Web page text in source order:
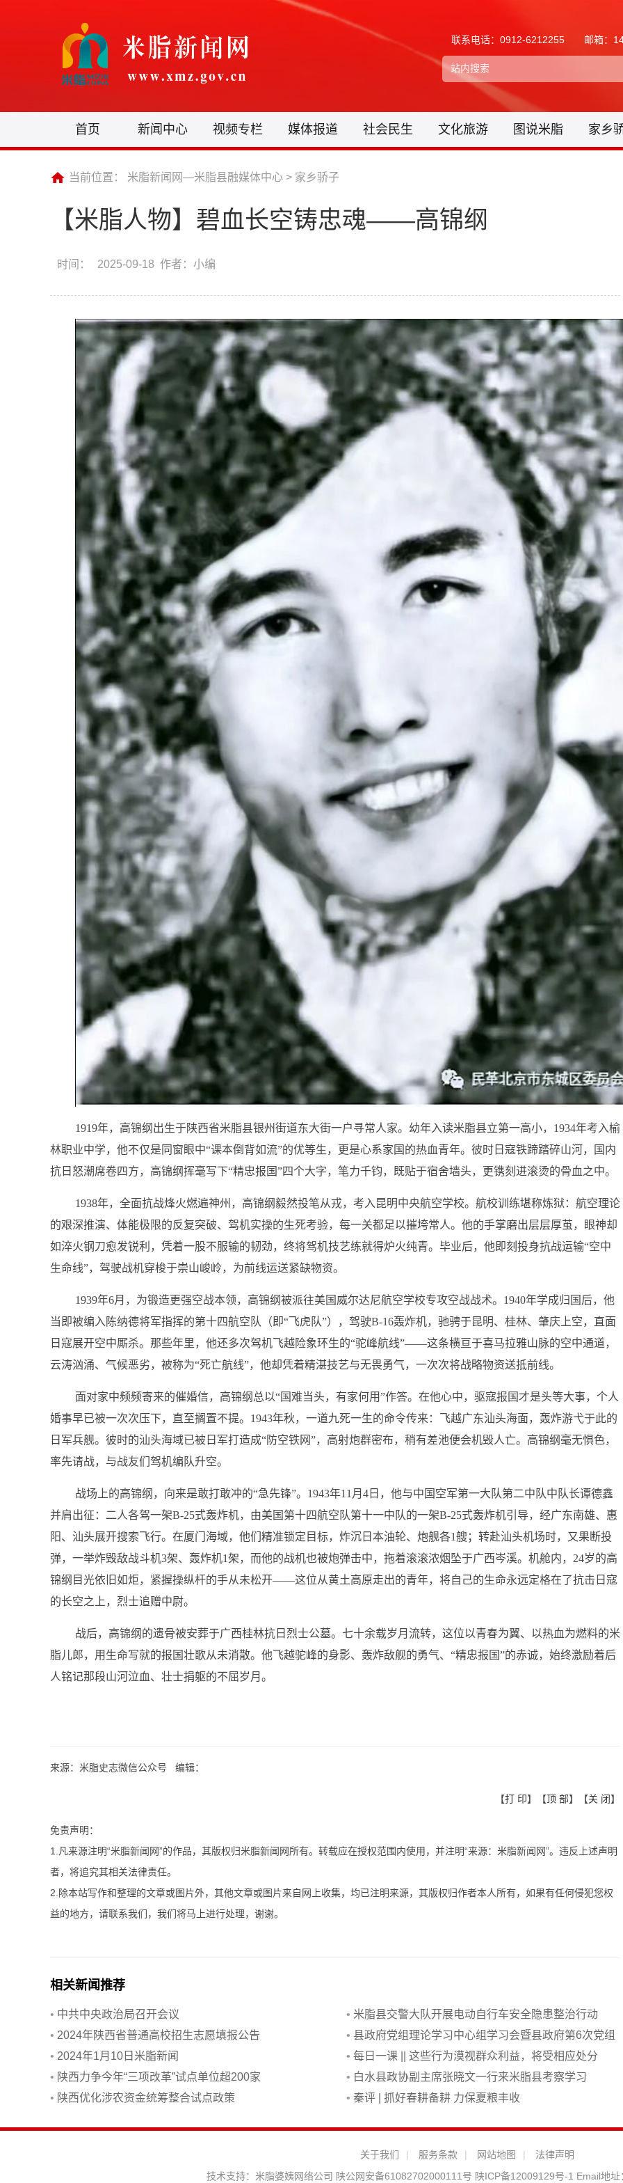
联系电话：0912-6212255 邮箱：
首页 新闻中心 视频专栏 媒体报道 社会民生 文化旅游 图说米脂 家乡
当前位置： 米脂新闻网—米脂县融媒体中心 > 家乡骄子
【米脂人物】碧血长空铸忠魂——高锦纲
时间： 2025-09-18 作者：小编
1919年，高锦纲出生于陕西省米脂县银州街道东大街一户寻常人家。幼年入读米脂县立第一高小，1934年考入榆
林职业中学，他不仅是同窗眼中“课本倒背如流”的优等生，更是心系家国的热血青年。彼时日寇铁蹄踏碎山河，国内
抗日怒潮席卷四方，高锦纲挥毫写下“精忠报国”四个大字，笔力千钧，既贴于宿舍墙头，更镌刻进滚烫的骨血之中。
1938年，全面抗战烽火燃遍神州，高锦纲毅然投笔从戎，考入昆明中央航空学校。航校训练堪称炼狱：航空理论
的艰深推演、体能极限的反复突破、驾机实操的生死考验，每一关都足以摧垮常人。他的手掌磨出层层厚茧，眼神却
如淬火钢刀愈发锐利，凭着一股不服输的韧劲，终将驾机技艺练就得炉火纯青。毕业后，他即刻投身抗战运输“空中
生命线”，驾驶战机穿梭于崇山峻岭，为前线运送紧缺物资。
1939年6月，为锻造更强空战本领，高锦纲被派往美国威尔达尼航空学校专攻空战战术。1940年学成归国后，他
当即被编入陈纳德将军指挥的第十四航空队（即“飞虎队”），驾驶B-16轰炸机，驰骋于昆明、桂林、肇庆上空，直面
日寇展开空中厮杀。那些年里，他还多次驾机飞越险象环生的“驼峰航线”——这条横亘于喜马拉雅山脉的空中通道，
云涛汹涌、气候恶劣，被称为“死亡航线”，他却凭着精湛技艺与无畏勇气，一次次将战略物资送抵前线。
面对家中频频寄来的催婚信，高锦纲总以“国难当头，有家何用”作答。在他心中，驱寇报国才是头等大事，个人
婚事早已被一次次压下，直至搁置不提。1943年秋，一道九死一生的命令传来：飞越广东汕头海面，轰炸游弋于此的
日军兵舰。彼时的汕头海域已被日军打造成“防空铁网”，高射炮群密布，稍有差池便会机毁人亡。高锦纲毫无惧色，
率先请战，与战友们驾机编队升空。
战场上的高锦纲，向来是敢打敢冲的“急先锋”。1943年11月4日，他与中国空军第一大队第二中队中队长谭德鑫
并肩出征：二人各驾一架B-25式轰炸机，由美国第十四航空队第十一中队的一架B-25式轰炸机引导，经广东南雄、惠
阳、汕头展开搜索飞行。在厦门海域，他们精准锁定目标，炸沉日本油轮、炮舰各1艘；转赴汕头机场时，又果断投
弹，一举炸毁敌战斗机3架、轰炸机1架，而他的战机也被炮弹击中，拖着滚滚浓烟坠于广西岑溪。机舱内，24岁的高
锦纲目光依旧如炬，紧握操纵杆的手从未松开——这位从黄土高原走出的青年，将自己的生命永远定格在了抗击日寇
的长空之上，烈士追赠中尉。
战后，高锦纲的遗骨被安葬于广西桂林抗日烈士公墓。七十余载岁月流转，这位以青春为翼、以热血为燃料的米
脂儿郎，用生命写就的报国壮歌从未消散。他飞越驼峰的身影、轰炸敌舰的勇气、“精忠报国”的赤诚，始终激励着后
人铭记那段山河泣血、壮士捐躯的不屈岁月。
来源：米脂史志微信公众号 编辑：
【打 印】【顶 部】【关 闭】
免责声明：
1.凡来源注明“米脂新闻网”的作品，其版权归米脂新闻网所有。转载应在授权范围内使用，并注明“来源：米脂新闻网”。违反上述声明
者，将追究其相关法律责任。
2.除本站写作和整理的文章或图片外，其他文章或图片来自网上收集，均已注明来源，其版权归作者本人所有，如果有任何侵犯您权
益的地方，请联系我们，我们将马上进行处理，谢谢。
相关新闻推荐
• 中共中央政治局召开会议 • 米脂县交警大队开展电动自行车安全隐患整治行动
• 2024年陕西省普通高校招生志愿填报公告 • 县政府党组理论学习中心组学习会暨县政府第6次党组
扩大会议召开
• 2024年1月10日米脂新闻 • 每日一课 || 这些行为漠视群众利益，将受相应处分
• 陕西力争今年“三项改革”试点单位超200家 • 白水县政协副主席张晓文一行来米脂县考察学习
• 陕西优化涉农资金统筹整合试点政策 • 秦评 | 抓好春耕备耕 力保夏粮丰收
关于我们 | 服务条款 | 网站地图 |
法律声明
技术支持： 米脂婆姨网络公司 陕公网安备61082702000111号 陕ICP备12009129号-1 Email地址